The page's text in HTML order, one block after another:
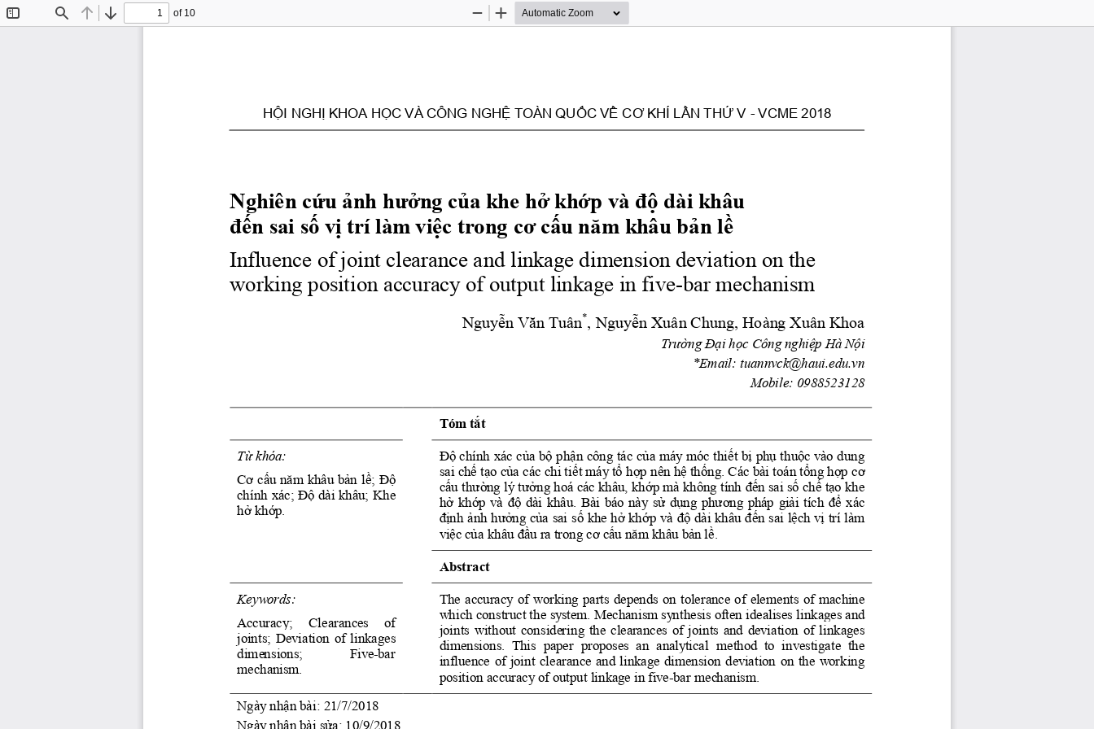
Find Previous
Next
of 10
Zoom
Zoom
HỘI NGHỊ KHOA HỌC VÀ CÔNG NGHỆ TOÀN QUỐC VỀ CƠ KHÍ LẦN THỨ V - VCME 2018
Nghiên cứu ảnh hưởng của khe hở khớp và độ dài khâu
đến sai số vị trí làm việc trong cơ cấu năm khâu bản lề
Influence of joint clearance and linkage dimension deviation on the
working position accuracy of output linkage in five-bar mechanism
Nguyễn Văn Tuân* , Nguyễn Xuân Chung, Hoàng Xuân Khoa
Trường Đại học Công nghiệp Hà Nội
*Email: tuannvck@haui.edu.vn
Mobile: 0988523128
Tóm tắt
Từ khóa:
Cơ cấu năm khâu bản lề; Độ
chính xác; Độ dài khâu; Khe
hở khớp.
Độ chính xác của bộ phận công tác của máy móc thiết bị phụ thuộc vào dung
sai chế tạo của các chi tiết máy tổ hợp nên hệ thống. Các bài toán tổng hợp cơ
cấu thường lý tưởng hoá các khâu, khớp mà không tính đến sai số chế tạo khe
hở khớp và độ dài khâu. Bài báo này sử dụng phương pháp giải tích để xác
định ảnh hưởng của sai số khe hở khớp và độ dài khâu đến sai lệch vị trí làm
việc của khâu đầu ra trong cơ cấu năm khâu bản lề.
Abstract
Keywords:
Accuracy;   Clearances   of
joints; Deviation of linkages
dimensions;
Five-bar
mechanism.
The accuracy of working parts depends on tolerance of elements of machine
which construct the system. Mechanism synthesis often idealises linkages and
joints without considering the clearances of joints and deviation of linkages
dimensions.  This  paper  proposes  an  analytical  method  to  investigate  the
influence of joint clearance and linkage dimension deviation on the working
position accuracy of output linkage in five-bar mechanism.
Ngày nhận bài: 21/7/2018
Ngày nhận bài sửa: 10/9/2018